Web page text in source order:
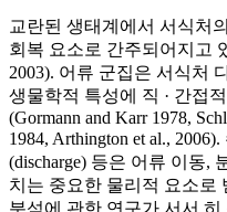
교란된 생태계에서 서식처
회복 요소로 간주되어지고
2003). 어류 군집은 서식처
생물학적 특성에 직 · 간접
(Gormann and Karr 1978,
1984, Arthington et al.,
(discharge) 등은 어류 이동,
치는 중요한 물리적 요소로
분석에 관한 연구가 서서